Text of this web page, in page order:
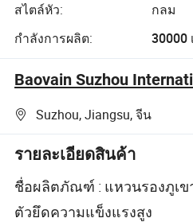
สไตล์หัว:
กลม
กำลังการผลิต:
30000
Baovain Suzhou
Suzhou, Jiangsu, จีน
รายละเอียดสินค้า
ชื่อผลิตภัณฑ์ : แหวนรองภูเ
ตัวยึดความแข็งแรงสูง